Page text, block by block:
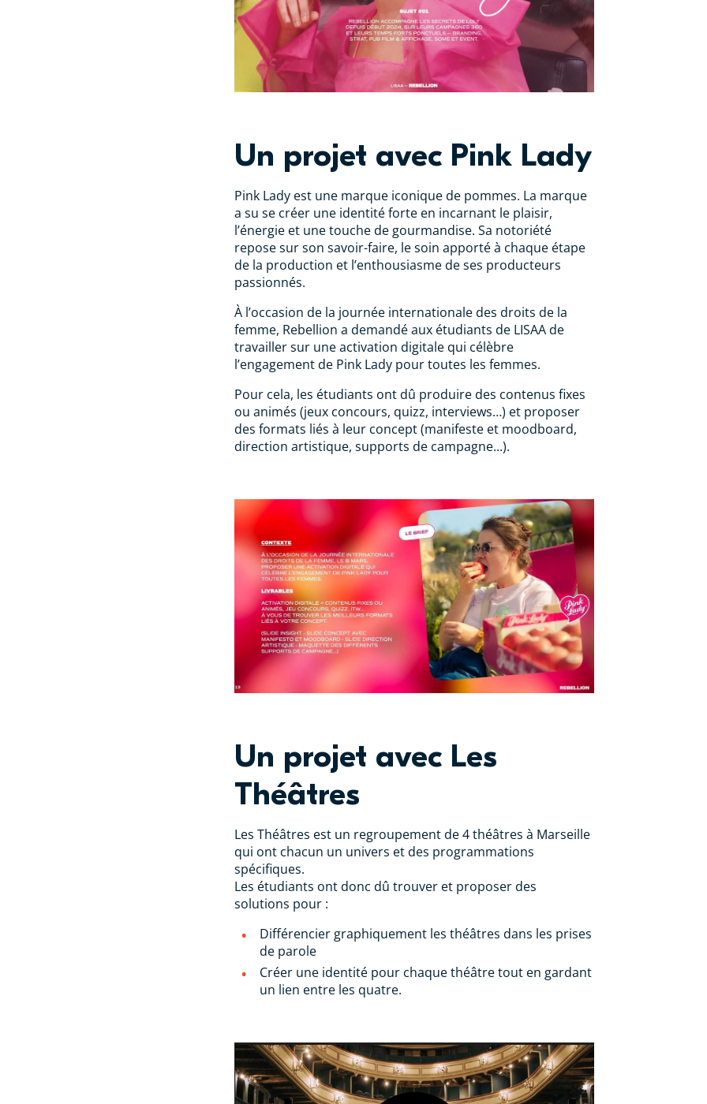
Un projet avec Pink Lady
Pink Lady est une marque iconique de pommes. La marque
a su se créer une identité forte en incarnant le plaisir,
l’énergie et une touche de gourmandise. Sa notoriété
repose sur son savoir-faire, le soin apporté à chaque étape
de la production et l’enthousiasme de ses producteurs
passionnés.
À l’occasion de la journée internationale des droits de la
femme, Rebellion a demandé aux étudiants de LISAA de
travailler sur une activation digitale qui célèbre
l’engagement de Pink Lady pour toutes les femmes.
Pour cela, les étudiants ont dû produire des contenus fixes
ou animés (jeux concours, quizz, interviews…) et proposer
des formats liés à leur concept (manifeste et moodboard,
direction artistique, supports de campagne...).
Un projet avec Les
Théâtres
Les Théâtres est un regroupement de 4 théâtres à Marseille
qui ont chacun un univers et des programmations
spécifiques.
Les étudiants ont donc dû trouver et proposer des
solutions pour :
Différencier graphiquement les théâtres dans les prises
de parole
Créer une identité pour chaque théâtre tout en gardant
un lien entre les quatre.